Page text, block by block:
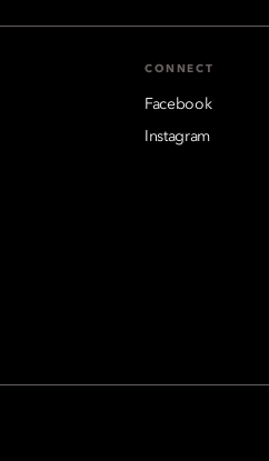
CONNECT
Facebook
Instagram